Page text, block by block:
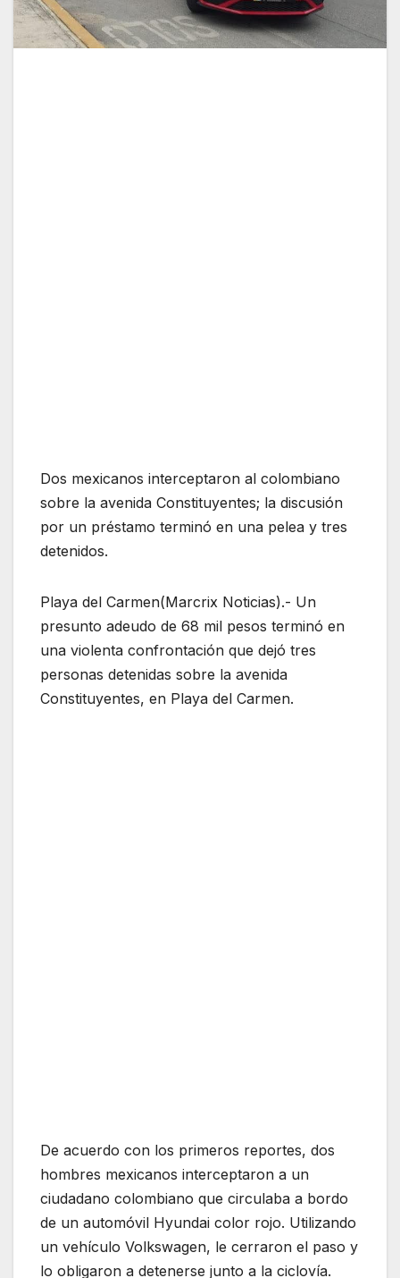
Dos mexicanos interceptaron al colombiano
sobre la avenida Constituyentes; la discusión
por un préstamo terminó en una pelea y tres
detenidos.
Playa del Carmen(Marcrix Noticias).- Un
presunto adeudo de 68 mil pesos terminó en
una violenta confrontación que dejó tres
personas detenidas sobre la avenida
Constituyentes, en Playa del Carmen.
De acuerdo con los primeros reportes, dos
hombres mexicanos interceptaron a un
ciudadano colombiano que circulaba a bordo
de un automóvil Hyundai color rojo. Utilizando
un vehículo Volkswagen, le cerraron el paso y
lo obligaron a detenerse junto a la ciclovía.